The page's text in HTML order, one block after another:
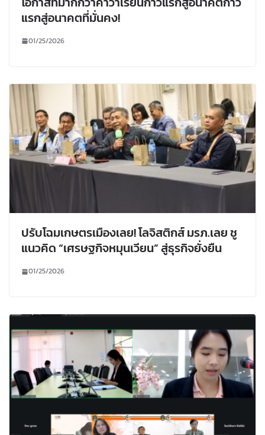
แรกสู่อนาคตที่มั่นคง!
01/25/2026
ปรับโฉมเกษตรเมืองเลย! โลจิสติกส์ มรภ.เลย ชู
แนวคิด “เศรษฐกิจหมุนเวียน” สู่ธุรกิจยั่งยืน
01/25/2026